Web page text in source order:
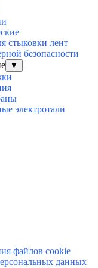
стыковки лент
безопасности
▼
электротали
файлов cookie
данных